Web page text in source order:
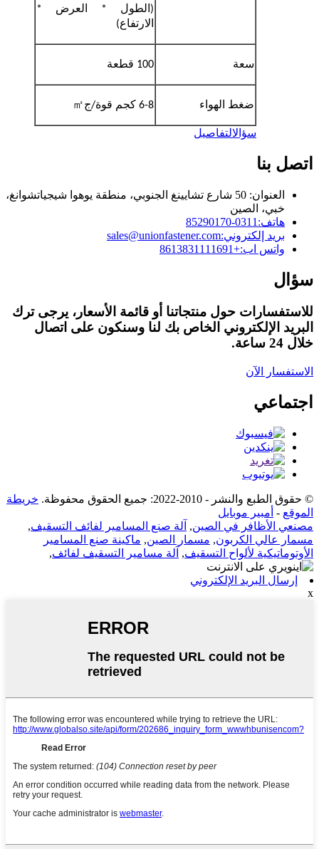
(الطول * العرض *
الارتفاع)
سعة 100 قطعة
ضغط الهواء 6-8 كجم قوة/ج ㎡
سؤالالتفاصيل
اتصل بنا
العنوان: 50 شارع تشايينغ الجنوبي، منطقة يوهوا شيجياتشوانغ،
خبي، الصين
هاتف: 0311-85290170
بريد إلكتروني:sales@unionfastener.com
واتس اب:+8613831111691
سؤال
للاستفسارات حول منتجاتنا أو قائمة الأسعار، يرجى ترك
البريد الإلكتروني الخاص بك لنا وسنكون على اتصال
خلال 24 ساعة.
الاستفسار الآن
اجتماعي
© حقوق الطبع والنشر - 2010-2022: جميع الحقوق محفوظة.
خريطة
الموقع - أمبير موبايل
مصنعي الأظافر في الصين, آلة صنع المسامير لفائف التسقيف,
مسمار عالي الكربون, مسمار الصين, ماكينة صنع المسامير
الأوتوماتيكية لألواح التسقيف, آلة مسامير التسقيف لفائف,
إرسال البريد الإلكتروني
x